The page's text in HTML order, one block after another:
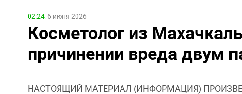
02:24, 6 июня 2026
Косметолог из
причинении вреда двум
НАСТОЯЩИЙ МАТЕРИАЛ (ИНФОРМАЦИЯ)